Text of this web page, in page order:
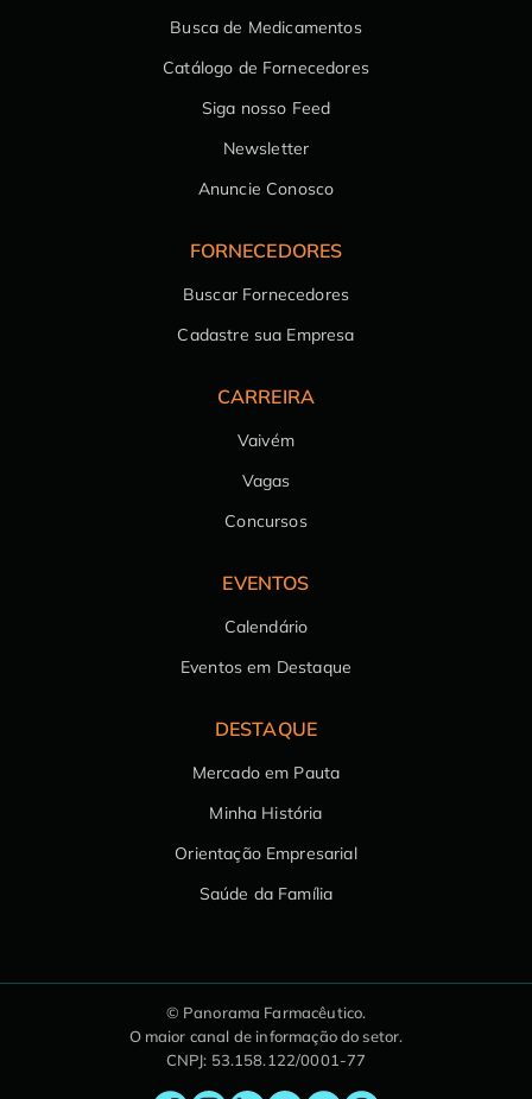
Busca de Medicamentos
Catálogo de Fornecedores
Siga nosso Feed
Newsletter
Anuncie Conosco
FORNECEDORES
Buscar Fornecedores
Cadastre sua Empresa
CARREIRA
Vaivém
Vagas
Concursos
EVENTOS
Calendário
Eventos em Destaque
DESTAQUE
Mercado em Pauta
Minha História
Orientação Empresarial
Saúde da Família
© Panorama Farmacêutico.
O maior canal de informação do setor.
CNPJ: 53.158.122/0001-77